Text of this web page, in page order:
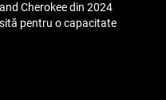
Cherokee din 2024
pentru o capacitate